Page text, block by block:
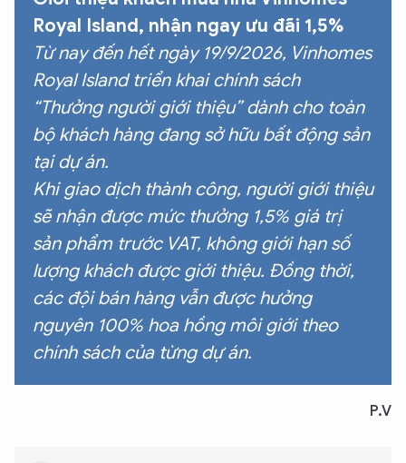
Royal Island, nhận ngay ưu đãi 1,5%
Từ nay đến hết ngày 19/9/2026, Vinhomes
Royal Islandtriển khai chính sách
“Thưởng người giới thiệu” dành cho toàn
bộ khách hàng đang sở hữu bất động sản
tại dự án.
Khi giao dịch thành công, người giới thiệu
sẽ nhận được mức thưởng 1,5% giá trị
sản phẩm trước VAT, không giới hạn số
lượng khách được giới thiệu. Đồng thời,
các đội bán hàng vẫn được hưởng
nguyên 100% hoa hồng môi giới theo
chính sách của từng dự án.
P.V
Hãy hỏi tôi bất kỳ điều gì bạn cần biết về
An Ninh Thủ Đô nhé. Tôi sẵn sàng hỗ trợ!